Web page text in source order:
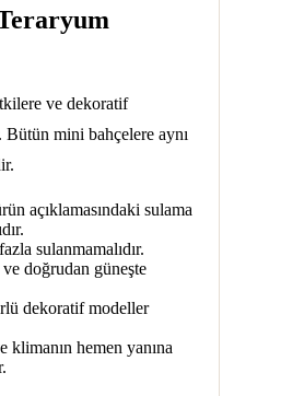
ve dekoratif
mini bahçelere aynı
açıklamasındaki sulama
sulanmamalıdır.
doğrudan güneşte
dekoratif modeller
hemen yanına